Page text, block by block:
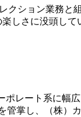
ション業務
さに没頭し
レート系に幅
掌し、（株）